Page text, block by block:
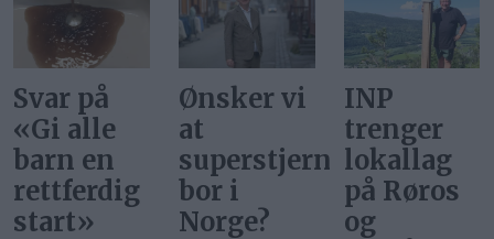
Ønsker vi
at
superstjerner
bor i
Norge?
INP
trenger
lokallag
på Røros
og
Gi alle
barn en
rettferdig
start